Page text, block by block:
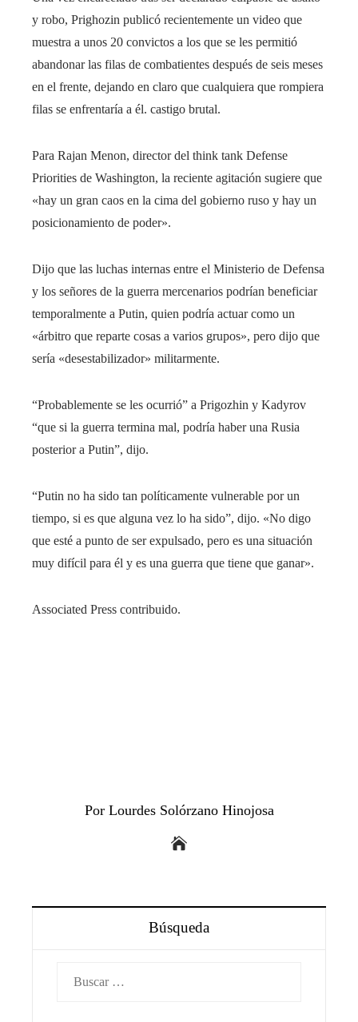
y robo, Prighozin publicó recientemente un video que
muestra a unos 20 convictos a los que se les permitió
abandonar las filas de combatientes después de seis meses
en el frente, dejando en claro que cualquiera que rompiera
filas se enfrentaría a él. castigo brutal.
Para Rajan Menon, director del think tank Defense
Priorities de Washington, la reciente agitación sugiere que
«hay un gran caos en la cima del gobierno ruso y hay un
posicionamiento de poder».
Dijo que las luchas internas entre el Ministerio de Defensa
y los señores de la guerra mercenarios podrían beneficiar
temporalmente a Putin, quien podría actuar como un
«árbitro que reparte cosas a varios grupos», pero dijo que
sería «desestabilizador» militarmente.
“Probablemente se les ocurrió” a Prigozhin y Kadyrov
“que si la guerra termina mal, podría haber una Rusia
posterior a Putin”, dijo.
“Putin no ha sido tan políticamente vulnerable por un
tiempo, si es que alguna vez lo ha sido”, dijo. «No digo
que esté a punto de ser expulsado, pero es una situación
muy difícil para él y es una guerra que tiene que ganar».
Associated Press contribuido.
Por Lourdes Solórzano Hinojosa
Búsqueda